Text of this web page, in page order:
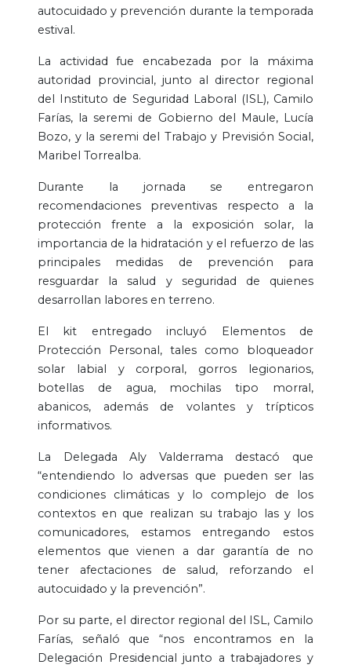
autocuidado y prevención durante la temporada
estival.
La actividad fue encabezada por la máxima
autoridad provincial, junto al director regional
del Instituto de Seguridad Laboral (ISL), Camilo
Farías, la seremi de Gobierno del Maule, Lucía
Bozo, y la seremi del Trabajo y Previsión Social,
Maribel Torrealba.
Durante la jornada se entregaron
recomendaciones preventivas respecto a la
protección frente a la exposición solar, la
importancia de la hidratación y el refuerzo de las
principales medidas de prevención para
resguardar la salud y seguridad de quienes
desarrollan labores en terreno.
El kit entregado incluyó Elementos de
Protección Personal, tales como bloqueador
solar labial y corporal, gorros legionarios,
botellas de agua, mochilas tipo morral,
abanicos, además de volantes y trípticos
informativos.
La Delegada Aly Valderrama destacó que
“entendiendo lo adversas que pueden ser las
condiciones climáticas y lo complejo de los
contextos en que realizan su trabajo las y los
comunicadores, estamos entregando estos
elementos que vienen a dar garantía de no
tener afectaciones de salud, reforzando el
autocuidado y la prevención”.
Por su parte, el director regional del ISL, Camilo
Farías, señaló que “nos encontramos en la
Delegación Presidencial junto a trabajadores y